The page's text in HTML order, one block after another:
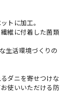
トに加工。
維に付着した菌類
生活環境づくりの
ダニを寄せつけな
使いいただける防